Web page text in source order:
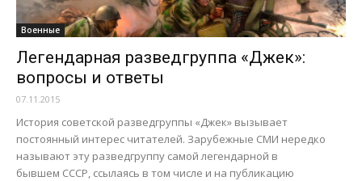
Военные
Легендарная разведгруппа «Джек»:
вопросы и ответы
07.11.2015
История советской разведгруппы «Джек» вызывает
постоянный интерес читателей. Зарубежные СМИ нередко
называют эту разведгруппу самой легендарной в
бывшем СССР, ссылаясь в том числе и на публикацию